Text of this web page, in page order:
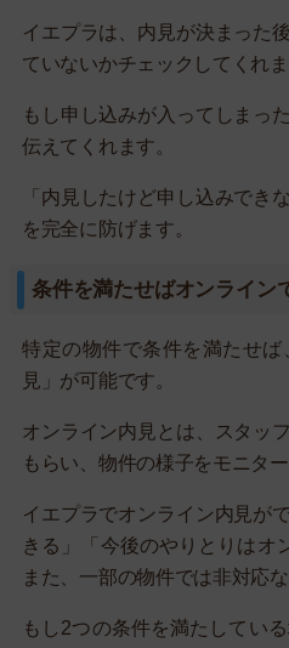
イエプラは、内見が決まった
ていないかチェックしてくれま
もし申し込みが入ってしまっ
伝えてくれます。
「内見したけど申し込みでき
を完全に防げます。
条件を満たせばオンライン
特定の物件で条件を満たせ
見」が可能です。
オンライン内見とは、スタッ
もらい、物件の様子をモニタ
イエプラでオンライン内見が
きる」「今後のやりとりはオ
また、一部の物件では非対応
もし2つの条件を満たしてい